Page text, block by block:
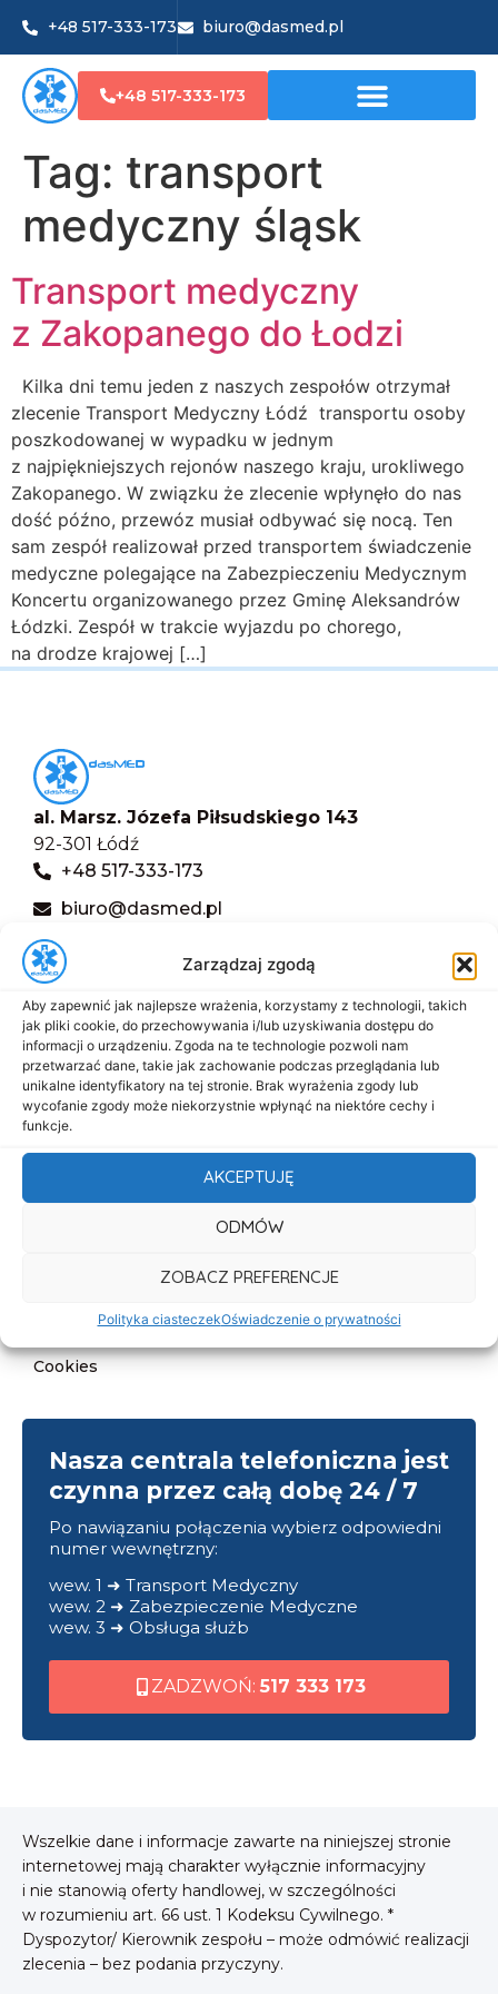
Zarządzaj zgodą
Aby zapewnić jak najlepsze wrażenia, korzystamy z technologii, takich
jak pliki cookie, do przechowywania i/lub uzyskiwania dostępu do
informacji o urządzeniu. Zgoda na te technologie pozwoli nam
przetwarzać dane, takie jak zachowanie podczas przeglądania lub
unikalne identyfikatory na tej stronie. Brak wyrażenia zgody lub
wycofanie zgody może niekorzystnie wpłynąć na niektóre cechy i
funkcje.
AKCEPTUJĘ
ODMÓW
ZOBACZ PREFERENCJE
Polityka ciasteczekOświadczenie o prywatności
+48 517-333-173 biuro@dasmed.pl
+48 517-333-173
Tag: transport
medyczny śląsk
Transport medyczny
z Zakopanego do Łodzi
Kilka dni temu jeden z naszych zespołów otrzymał
zlecenie Transport Medyczny Łódź transportu osoby
poszkodowanej w wypadku w jednym
z najpiękniejszych rejonów naszego kraju, urokliwego
Zakopanego. W związku że zlecenie wpłynęło do nas
dość późno, przewóz musiał odbywać się nocą. Ten
sam zespół realizował przed transportem świadczenie
medyczne polegające na Zabezpieczeniu Medycznym
Koncertu organizowanego przez Gminę Aleksandrów
Łódzki. Zespół w trakcie wyjazdu po chorego,
na drodze krajowej […]
al. Marsz. Józefa Piłsudskiego 143
92-301 Łódź
+48 517-333-173
biuro@dasmed.pl
Menu
Start
O nas
Oferta
Cennik
Aktualności
Polityka prywatności
Cookies
Nasza centrala telefoniczna jest
czynna przez całą dobę 24 / 7
Po nawiązaniu połączenia wybierz odpowiedni
numer wewnętrzny:
wew. 1 ➜ Transport Medyczny
wew. 2 ➜ Zabezpieczenie Medyczne
wew. 3 ➜ Obsługa służb
ZADZWOŃ: 517 333 173
Wszelkie dane i informacje zawarte na niniejszej stronie
internetowej mają charakter wyłącznie informacyjny
i nie stanowią oferty handlowej, w szczególności
w rozumieniu art. 66 ust. 1 Kodeksu Cywilnego. *
Dyspozytor/ Kierownik zespołu – może odmówić realizacji
zlecenia – bez podania przyczyny.